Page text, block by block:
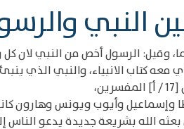
النبي
وقيل: الرسول أخص من النبي لان
معه كتاب الانبياء، والنبي الذي
وإسماعيل وأيوب ويونس وهارون